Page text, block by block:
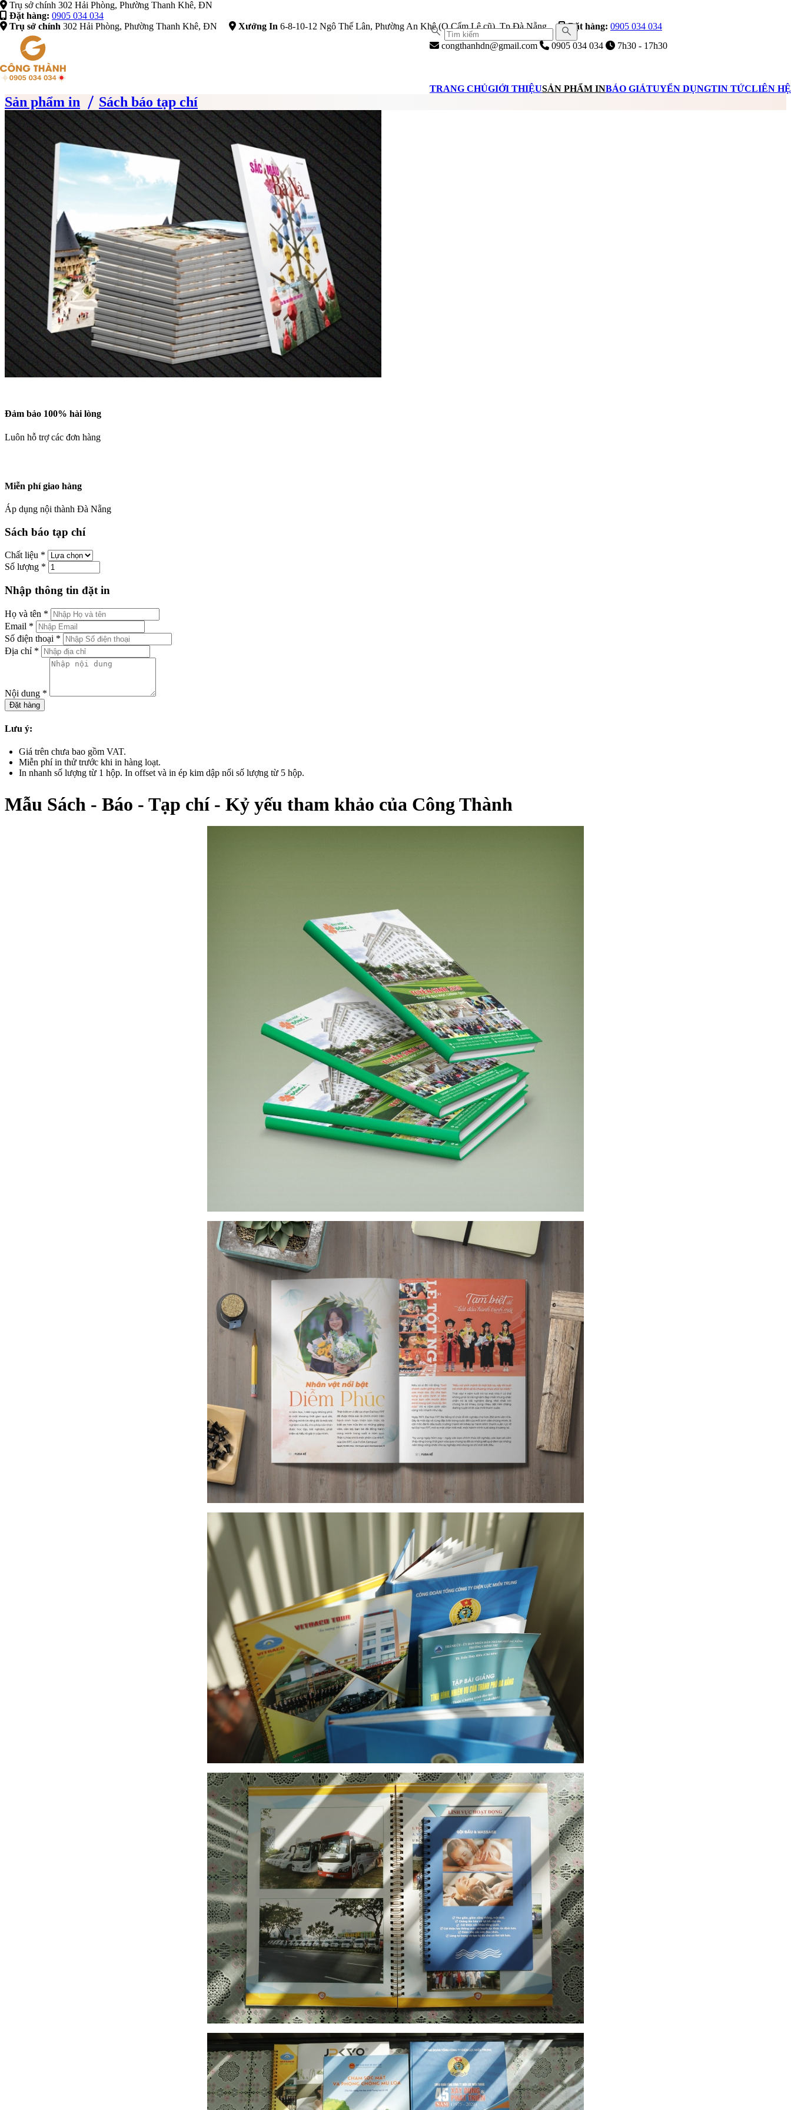
Trụ sở chính 302 Hải Phòng, Phường Thanh K
Đặt hàng: 0905 034 034
Trụ sở chính 302 Hải Phòng, Phường Thanh Khê, ĐN Xưởng In 6-8-10-12 Ngô Thế Lân, Phường An Khê (Q.Cẩm Lệ cũ), Tp Đà Nẵng Đặt hàng: 0905 034 034
congthanhdn@gmail.com
0905 034 034 7h30 - 17h30
TRANG CHỦGIỚI THIỆUSẢN PHẨM INBÁO GIÁTUYỂN DỤNGTIN TỨCLIÊN HỆ
Sản phẩm in Sách báo tạp chí
Đảm bảo 100% hài lòng
Luôn hỗ trợ các đơn hàng
Miễn phí giao hàng
Áp dụng nội thành Đà Nẵng
Sách báo tạp chí
Chất liệu *
Số lượng *
Nhập thông tin đặt in
Họ và tên *
Email *
Số điện thoại *
Địa chỉ *
Nội dung *
Đặt hàng
Lưu ý:
Giá trên chưa bao gồm VAT.
Miễn phí in thử trước khi in hàng loạt.
In nhanh số lượng từ 1 hộp. In offset và in ép kim dập nổi số lượng từ 5 hộp.
Mẫu Sách - Báo - Tạp chí - Kỷ yếu tham khảo của Công Thành